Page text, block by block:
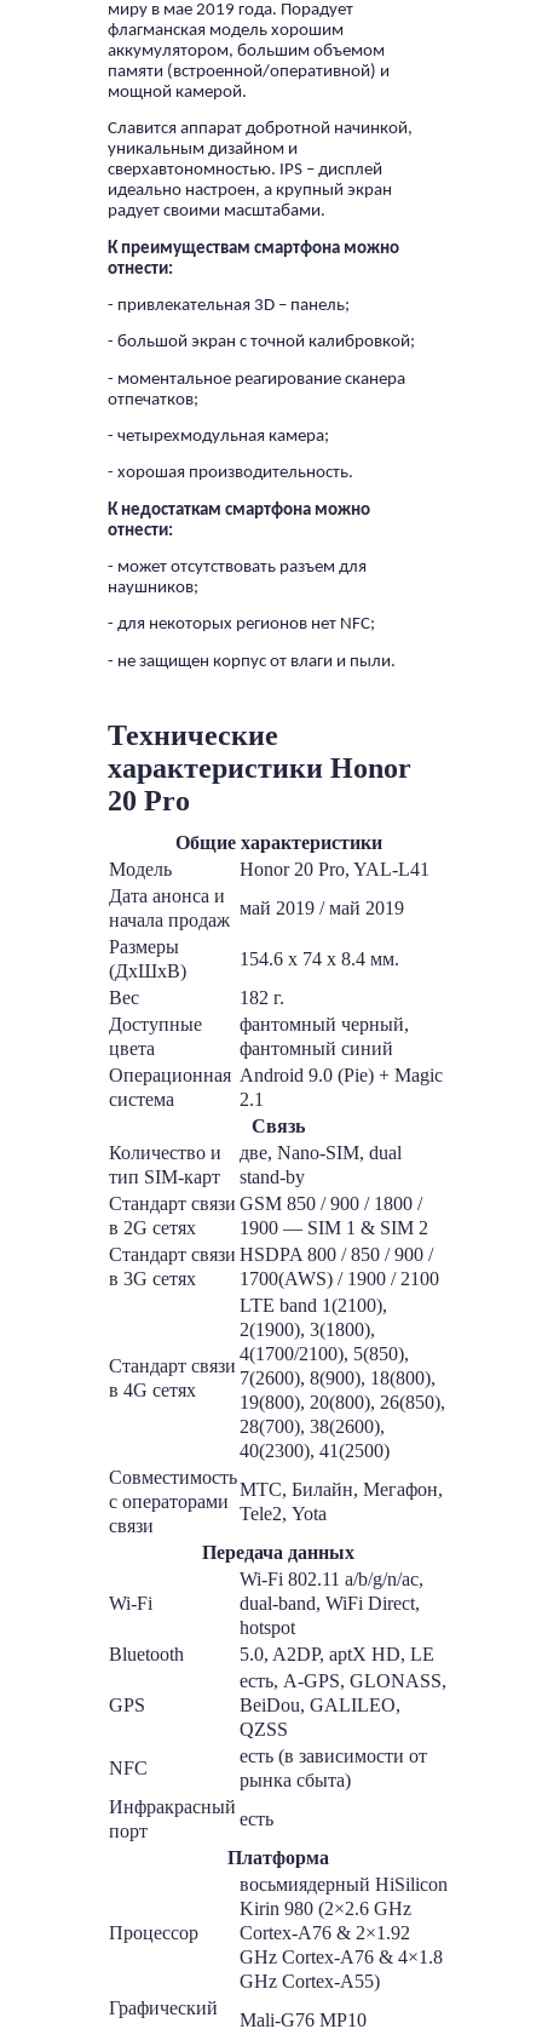
миру в мае 2019 года. Порадует
флагманская модель хорошим
аккумулятором, большим объемом
памяти (встроенной/оперативной) и
мощной камерой.
Славится аппарат добротной начинкой,
уникальным дизайном и
сверхавтономностью. IPS – дисплей
идеально настроен, а крупный экран
радует своими масштабами.
К преимуществам смартфона можно
отнести:
- привлекательная 3D – панель;
- большой экран с точной калибровкой;
- моментальное реагирование сканера
отпечатков;
- четырехмодульная камера;
- хорошая производительность.
К недостаткам смартфона можно
отнести:
- может отсутствовать разъем для
наушников;
- для некоторых регионов нет NFC;
- не защищен корпус от влаги и пыли.
Технические
характеристики Honor
20 Pro
Общие характеристики
Модель
Honor 20 Pro, YAL-L41
Дата анонса и
начала продаж
май 2019 / май 2019
Размеры
(ДxШxВ)
154.6 x 74 x 8.4 мм.
Вес
182 г.
Доступные
цвета
фантомный черный,
фантомный синий
Операционная
система
Android 9.0 (Pie) + Magic
2.1
Связь
Количество и
тип SIM-карт
две, Nano-SIM, dual
stand-by
Стандарт связи
в 2G сетях
GSM 850 / 900 / 1800 /
1900 — SIM 1 & SIM 2
Стандарт связи
в 3G сетях
HSDPA 800 / 850 / 900 /
1700(AWS) / 1900 / 2100
Стандарт связи
в 4G сетях
LTE band 1(2100),
2(1900), 3(1800),
4(1700/2100), 5(850),
7(2600), 8(900), 18(800),
19(800), 20(800), 26(850),
28(700), 38(2600),
40(2300), 41(2500)
Совместимость
с операторами
связи
МТС, Билайн, Мегафон,
Tele2, Yota
Передача данных
Wi-Fi
Wi-Fi 802.11 a/b/g/n/ac,
dual-band, WiFi Direct,
hotspot
Bluetooth
5.0, A2DP, aptX HD, LE
GPS
есть, A-GPS, GLONASS,
BeiDou, GALILEO,
QZSS
NFC
есть (в зависимости от
рынка сбыта)
Инфракрасный
порт
есть
Платформа
Процессор
восьмиядерный HiSilicon
Kirin 980 (2×2.6 GHz
Cortex-A76 & 2×1.92
GHz Cortex-A76 & 4×1.8
GHz Cortex-A55)
Графический
Mali-G76 MP10